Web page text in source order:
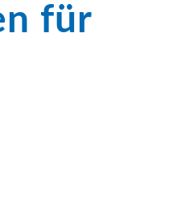
für